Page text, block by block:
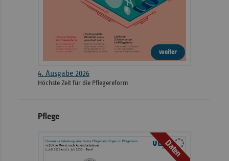
weiter
4. Ausgabe 2026
Höchste Zeit für die Pflegereform
Pflege
Daten